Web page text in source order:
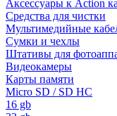
Аксессуары к Action
Средства для чистки
Мультимедийные
Сумки и чехлы
Штативы для
Видеокамеры
Карты памяти
Micro SD / SD HC
16 gb